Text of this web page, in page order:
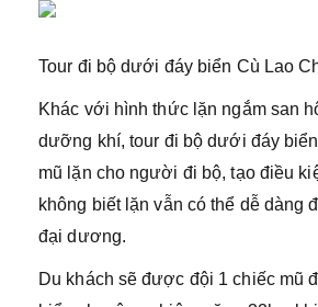
Tour đi bộ dưới đáy biển Cù Lao
Khác với hình thức lặn ngắm san
dưỡng khí, tour đi bộ dưới đáy
mũ lặn cho người đi bộ, tạo điều
không biết lặn vẫn có thể dễ dàng
đại dương.
Du khách sẽ được đội 1 chiếc mũ